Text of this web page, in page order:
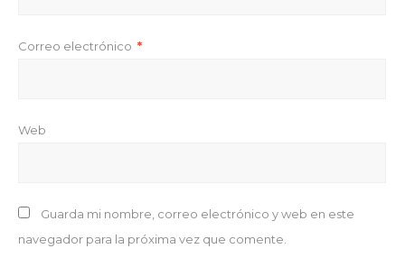
Correo electrónico *
Web
Guarda mi nombre, correo electrónico y web en este
navegador para la próxima vez que comente.